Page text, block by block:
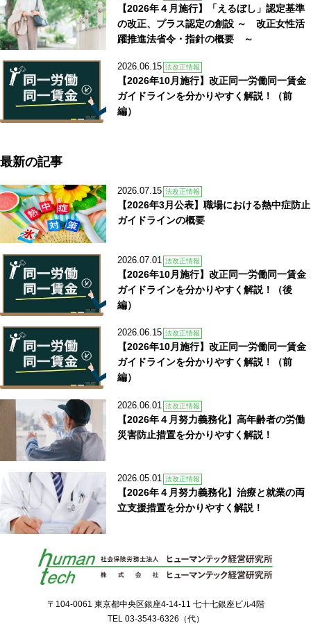
【2026年４月施行】「えるぼし」認定基準
の改正、プラス認定の創設 ～ 改正女性活
躍推進法省令・指針の概要 ～
2026.06.15 法改正情報
【2026年10月施行】改正同一労働同一賃金
ガイドラインを分かりやすく解説！（前
編）
最新の記事
2026.07.15 法改正情報
【2026年3月公表】職場における熱中症防止
ガイドラインの概要
2026.07.01 法改正情報
【2026年10月施行】改正同一労働同一賃金
ガイドラインを分かりやすく解説！（後
編）
2026.06.15 法改正情報
【2026年10月施行】改正同一労働同一賃金
ガイドラインを分かりやすく解説！（前
編）
2026.06.01 法改正情報
【2026年４月努力義務化】高年齢者の労働
災害防止措置を分かりやすく解説！
2026.05.01 法改正情報
【2026年４月努力義務化】治療と就業の両
立支援措置を分かりやすく解説！
〒104-0061 東京都中央区銀座4-14-11 七十七銀座ビル4階
TEL 03-3543-6326 （代）